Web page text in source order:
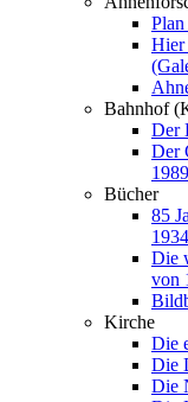
Hier
Bahnhof
Der
Der
1989
Bücher
85
Die
von
Kirche
Die
Die
Die